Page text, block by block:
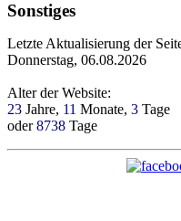
Sonstiges
Letzte Aktualisierung der
Donnerstag, 06.08.2026
Alter der Website:
23 Jahre, 11 Monate, 3 Tage
oder8738 Tage